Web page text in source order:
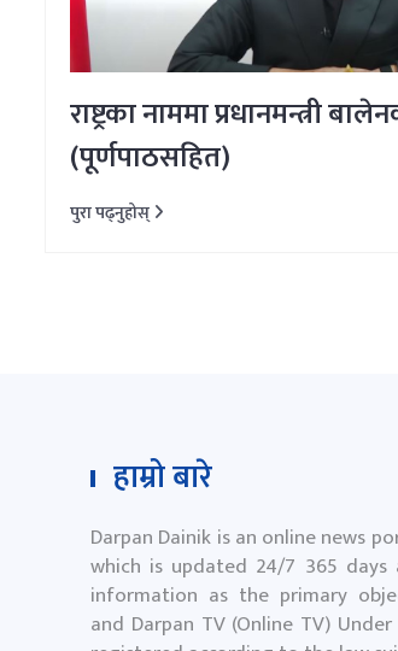
राष्ट्रका नाममा प्रधानमन्त्री
(पूर्णपाठसहित)
पुरा पढ्नुहोस्
हाम्रो बारे
Darpan Dainik is an online news
which is updated 24/7 365 days
information as the primary
and Darpan TV (Online TV)